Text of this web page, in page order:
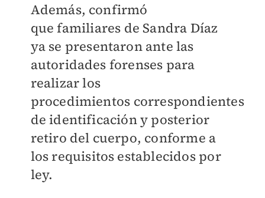
Además, confirmó
quefamiliares de Sandra Díaz
ya se presentaron ante las
autoridades forenses para
realizar los
procedimientos correspondientes
de identificación y posterior
retiro del cuerpo, conforme a
los requisitos establecidos por
ley.